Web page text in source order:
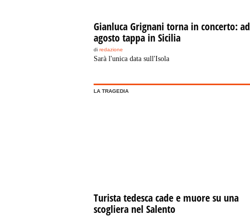
Gianluca Grignani torna in concerto: ad
agosto tappa in Sicilia
di redazione
Sarà l'unica data sull'Isola
LA TRAGEDIA
Turista tedesca cade e muore su una
scogliera nel Salento